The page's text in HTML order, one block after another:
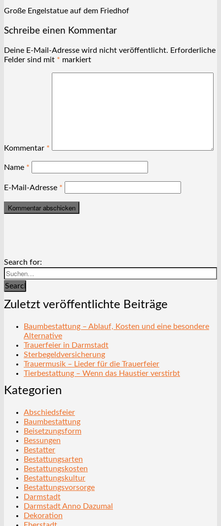
Große Engelstatue auf dem Friedhof
Schreibe einen Kommentar
Deine E-Mail-Adresse wird nicht veröffentlicht. Erforderliche
Felder sind mit * markiert
Kommentar *
Name *
E-Mail-Adresse *
Search for:
Search
Zuletzt veröffentlichte Beiträge
Baumbestattung – Ablauf, Kosten und eine besondere
Alternative
Trauerfeier in Darmstadt
Sterbegeldversicherung
Trauermusik – Lieder für die Trauerfeier
Tierbestattung – Wenn das Haustier verstirbt
Kategorien
Abschiedsfeier
Baumbestattung
Beisetzungsform
Bessungen
Bestatter
Bestattungsarten
Bestattungskosten
Bestattungskultur
Bestattungsvorsorge
Darmstadt
Darmstadt Anno Dazumal
Dekoration